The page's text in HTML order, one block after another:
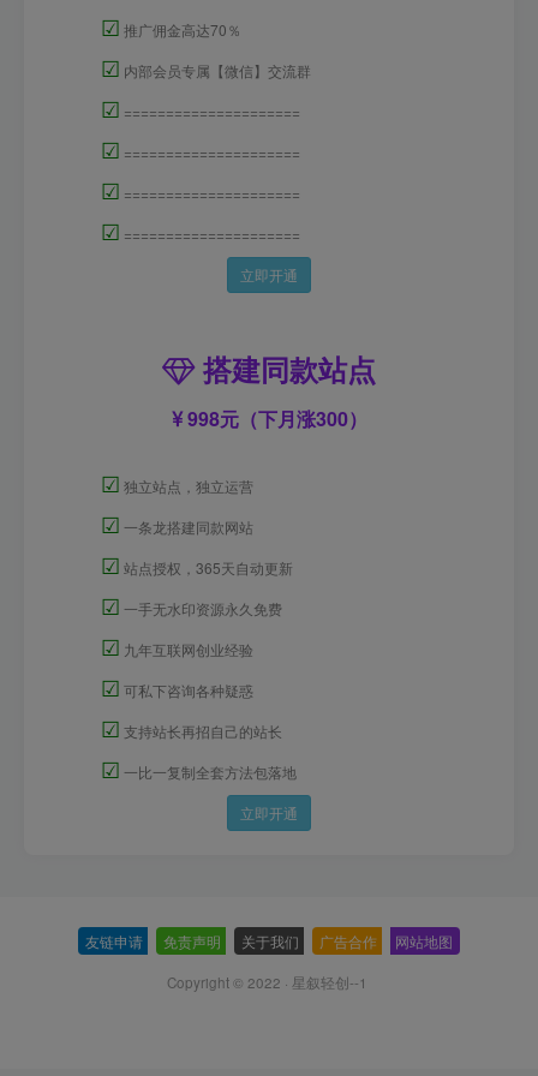
☑ 推广佣金高达70％
☑ 内部会员专属【微信】交流群
☑ =====================
☑ =====================
☑ =====================
☑ =====================
立即开通
搭建同款站点
998元（下月涨300）
☑ 独立站点，独立运营
☑ 一条龙搭建同款网站
☑ 站点授权，365天自动更新
☑ 一手无水印资源永久免费
☑ 九年互联网创业经验
☑ 可私下咨询各种疑惑
☑ 支持站长再招自己的站长
☑ 一比一复制全套方法包落地
立即开通
友链申请 免责声明 关于我们 广告合作 网站地图
Copyright © 2022 · 星叙轻创--1